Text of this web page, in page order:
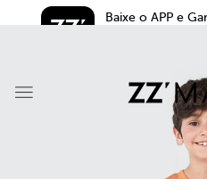
Baixe o APP e